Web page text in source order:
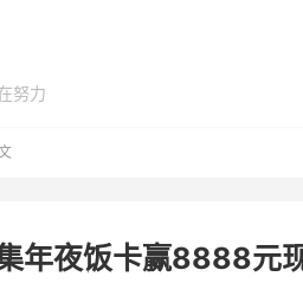
努力
年夜饭卡赢8888元